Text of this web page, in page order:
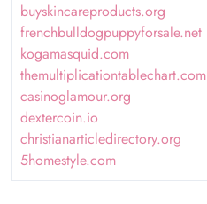
buyskincareproducts.org
frenchbulldogpuppyforsale.net
kogamasquid.com
themultiplicationtablechart.com
casinoglamour.org
dextercoin.io
christianarticledirectory.org
5homestyle.com